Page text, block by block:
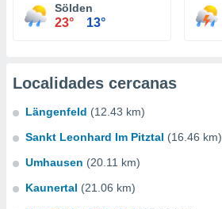
Sölden
23° 13°
Localidades cercanas
Längenfeld (12.43 km)
Sankt Leonhard Im Pitztal (16.46 km)
Umhausen (20.11 km)
Kaunertal (21.06 km)